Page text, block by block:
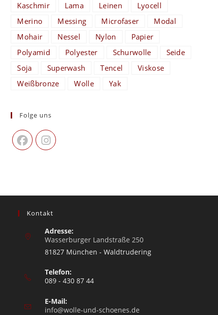
Kaschmir
Lama Leinen
Lyocell
Merino
Messing Microfaser
Modal
Mohair
Nessel Nylon
Papier
Polyamid
Polyester Schurwolle
Seide
Soja
Superwash Tencel
Viskose
Weißbronze
Wolle Yak
Folge uns
Kontakt
Adresse:
Wasserburger Landstraße 250
81827 München - Waldtrudering
Telefon:
089 - 430 87 44
E-Mail:
info@wolle-und-schoenes.de